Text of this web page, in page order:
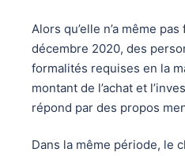
Alors qu’elle n’a même
décembre 2020, des
formalités requises en la
montant de l’achat et
répond par des propos
Dans la même période, le